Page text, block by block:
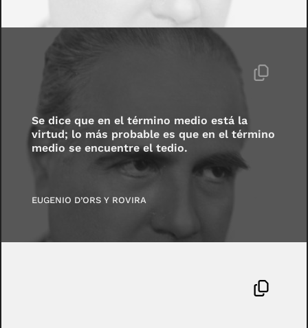
Se dice que en el término medio está la
virtud; lo más probable es que en el término
medio se encuentre el tedio.
EUGENIO D’ORS Y ROVIRA